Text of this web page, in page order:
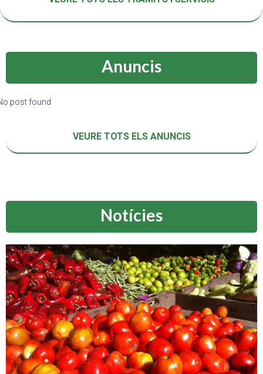
Anuncis
post found
VEURE TOTS ELS ANUNCIS
Notícies